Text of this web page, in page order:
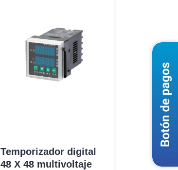
Temporizador digital
48 X 48 multivoltaje